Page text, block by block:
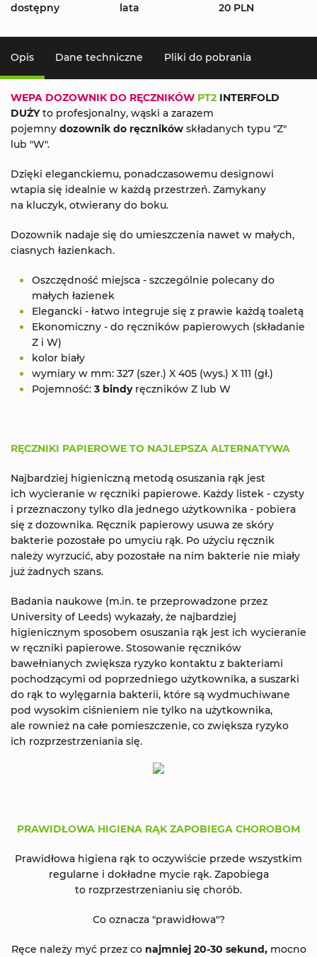
dostępny
lata
20 PLN
Opis Dane techniczne Pliki do pobrania
WEPA DOZOWNIK DO RĘCZNIKÓW PT2 INTERFOLD
DUŻYto profesjonalny, wąski a zarazem
pojemny dozownik do ręczników składanych typu "Z"
lub "W".
Dzięki eleganckiemu, ponadczasowemu designowi
wtapia się idealnie w każdą przestrzeń. Zamykany
na kluczyk, otwierany do boku.
Dozownik nadaje się do umieszczenia nawet w małych,
ciasnych łazienkach.
Oszczędność miejsca - szczególnie polecany do
małych łazienek
Elegancki - łatwo integruje się z prawie każdą toaletą
Ekonomiczny - do ręczników papierowych (składanie
Z i W)
kolor biały
wymiary w mm: 327 (szer.) X 405 (wys.) X 111 (gł.)
Pojemność: 3 bindyręczników Z lub W
RĘCZNIKI PAPIEROWE TO NAJLEPSZA ALTERNATYWA
Najbardziej higieniczną metodą osuszania rąk jest
ich wycieranie w ręczniki papierowe. Każdy listek - czysty
i przeznaczony tylko dla jednego użytkownika - pobiera
się z dozownika. Ręcznik papierowy usuwa ze skóry
bakterie pozostałe po umyciu rąk. Po użyciu ręcznik
należy wyrzucić, aby pozostałe na nim bakterie nie miały
już żadnych szans.
Badania naukowe (m.in. te przeprowadzone przez
University of Leeds) wykazały, że najbardziej
higienicznym sposobem osuszania rąk jest ich wycieranie
w ręczniki papierowe. Stosowanie ręczników
bawełnianych zwiększa ryzyko kontaktu z bakteriami
pochodzącymi od poprzedniego użytkownika, a suszarki
do rąk to wylęgarnia bakterii, które są wydmuchiwane
pod wysokim ciśnieniem nie tylko na użytkownika,
ale rownież na całe pomieszczenie, co zwiększa ryzyko
ich rozprzestrzeniania się.
PRAWIDŁOWA HIGIENA RĄK ZAPOBIEGA CHOROBOM
Prawidłowa higiena rąk to oczywiście przede wszystkim
regularne i dokładne mycie rąk. Zapobiega
to rozprzestrzenianiu się chorób.
Co oznacza "prawidłowa"?
Ręce należy myć przez co najmniej 20-30 sekund, mocno